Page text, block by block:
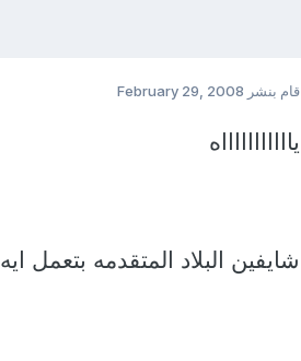
قام بنشر February 29, 2008
ياااااااااااه
شايفين البلاد المتقدمه بتعمل ايه